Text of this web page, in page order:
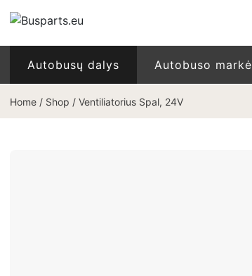
Autobusų dalys Autobuso markė
Home / Shop / Ventiliatorius Spal, 24V